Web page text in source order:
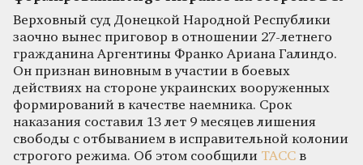
Верховный суд Донецкой Народной Республики
заочно вынес приговор в отношении 27-летнего
гражданина Аргентины Франко Ариана Галиндо.
Он признан виновным в участии в боевых
действиях на стороне украинских вооруженных
формирований в качестве наемника. Срок
наказания составил 13 лет 9 месяцев лишения
свободы с отбыванием в исправительной колонии
строгого режима. Об этом сообщили ТАСС в